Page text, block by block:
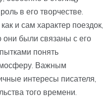
в его творчестве.
и сам характер поездок,
они были связаны с его
понять
Важным
интересы писателя,
того времени.